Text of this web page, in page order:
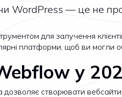
WordPress — це не
для залучення
платформи, щоб ви
у
створювати